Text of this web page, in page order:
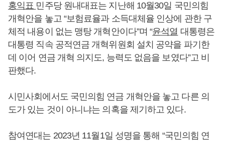
홍익표 민주당 원내대표는 지난해 10월30일 국민의힘
개혁안을 놓고 “보험료율과 소득대체율 인상에 관한 구
체적 내용이 없는 맹탕 개혁안이다”며 “윤석열 대통령은
대통령 직속 공적연금 개혁위원회 설치 공약을 파기한
데 이어 연금 개혁 의지도, 능력도 없음을 보였다”고 비
판했다.
시민사회에서도 국민의힘 연금 개혁안을 놓고 다른 의
도가 있는 것이 아니냐는 의혹을 제기하고 있다.
참여연대는 2023년 11월1일 성명을 통해 “국민의힘 연